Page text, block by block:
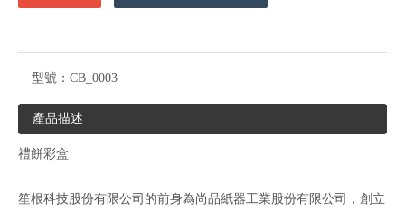
型號： CB_0003
產品描述
禮餅彩盒
笙根科技股份有限公司的前身為尚品紙器工業股份有限公司，創立